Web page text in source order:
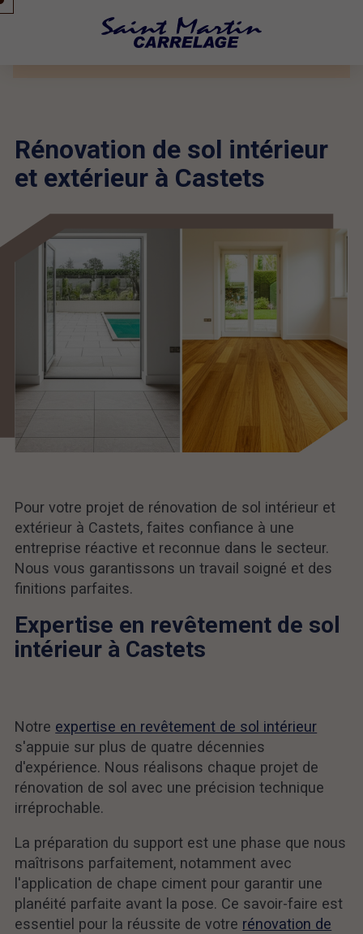
Rénovation de sol intérieur
et extérieur à Castets
Pour votre projet de rénovation de sol intérieur et
extérieur à Castets, faites confiance à une
entreprise réactive et reconnue dans le secteur.
Nous vous garantissons un travail soigné et des
finitions parfaites.
Expertise en revêtement de sol
intérieur à Castets
Notre expertise en revêtement de sol intérieur
s'appuie sur plus de quatre décennies
d'expérience. Nous réalisons chaque projet de
rénovation de sol avec une précision technique
irréprochable.
La préparation du support est une phase que nous
maîtrisons parfaitement, notamment avec
l'application de chape ciment pour garantir une
planéité parfaite avant la pose. Ce savoir-faire est
essentiel pour la réussite de votre rénovation de